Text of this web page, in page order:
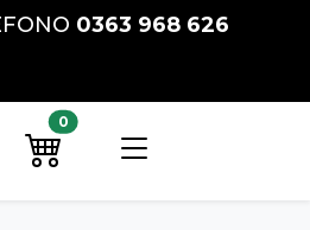
0363 968 626
Preventivo
0